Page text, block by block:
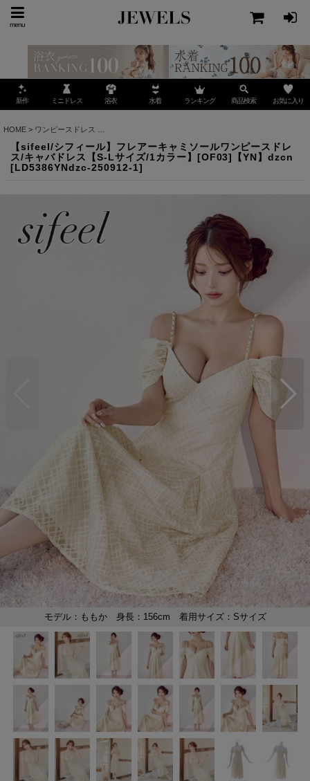
menu
新作 ミニドレス 浴衣 水着 ランキング 商品検索 お気に入り
HOME > ワンピースドレス
【sifeel/シフィール】フレアーキャミソールワンピースドレ
ス/キャバドレス【S-Lサイズ/1カラー】[OF03]【YN】dzcn
[LD5386YNdzc-250912-1]